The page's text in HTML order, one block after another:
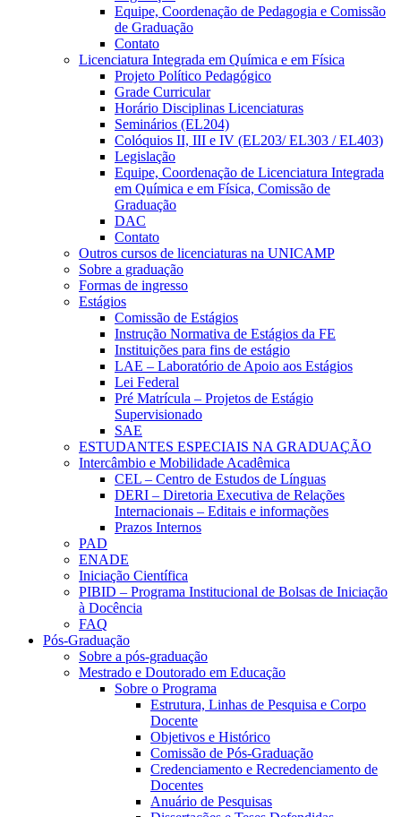
Equipe, Coordenação de Pedagogia e Comissão
de Graduação
Contato
Licenciatura Integrada em Química e em Física
Projeto Político Pedagógico
Grade Curricular
Horário Disciplinas Licenciaturas
Seminários (EL204)
Colóquios II, III e IV (EL203/ EL303 / EL403)
Legislação
Equipe, Coordenação de Licenciatura Integrada
em Química e em Física, Comissão de
Graduação
DAC
Contato
Outros cursos de licenciaturas na UNICAMP
Sobre a graduação
Formas de ingresso
Estágios
Comissão de Estágios
Instrução Normativa de Estágios da FE
Instituições para fins de estágio
LAE – Laboratório de Apoio aos Estágios
Lei Federal
Pré Matrícula – Projetos de Estágio
Supervisionado
SAE
ESTUDANTES ESPECIAIS NA GRADUAÇÃO
Intercâmbio e Mobilidade Acadêmica
CEL – Centro de Estudos de Línguas
DERI – Diretoria Executiva de Relações
Internacionais – Editais e informações
Prazos Internos
PAD
ENADE
Iniciação Científica
PIBID – Programa Institucional de Bolsas de Iniciação
à Docência
FAQ
Pós-Graduação
Sobre a pós-graduação
Mestrado e Doutorado em Educação
Sobre o Programa
Estrutura, Linhas de Pesquisa e Corpo
Docente
Objetivos e Histórico
Comissão de Pós-Graduação
Credenciamento e Recredenciamento de
Docentes
Anuário de Pesquisas